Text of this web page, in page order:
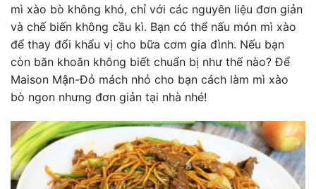
mì xào bò không khó, chỉ với các nguyên liệu đơn giản
và chế biến không cầu kì. Bạn có thể nấu món mì xào
để thay đổi khẩu vị cho bữa cơm gia đình. Nếu bạn
còn băn khoăn không biết chuẩn bị như thế nào? Để
Maison Mận-Đỏ mách nhỏ cho bạn cách làm mì xào
bò ngon nhưng đơn giản tại nhà nhé!